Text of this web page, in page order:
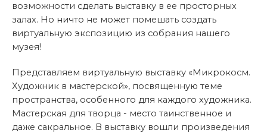
возможности сделать выставку в ее просторных
залах. Но ничто не может помешать создать
виртуальную экспозицию из собрания нашего
музея!
Представляем виртуальную выставку «Микрокосм.
Художник в мастерской», посвященную теме
пространства, особенного для каждого художника.
Мастерская для творца - место таинственное и
даже сакральное. В выставку вошли произведения